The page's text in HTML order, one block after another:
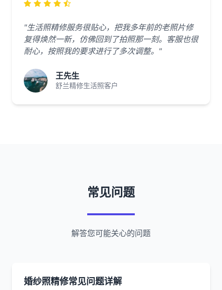
"生活照精修服务很贴心，把我多年前的老照片修
复得焕然一新，仿佛回到了拍照那一刻。客服也很
耐心，按照我的要求进行了多次调整。"
王先生
舒兰精修生活照客户
常见问题
解答您可能关心的问题
婚纱照精修常见问题详解